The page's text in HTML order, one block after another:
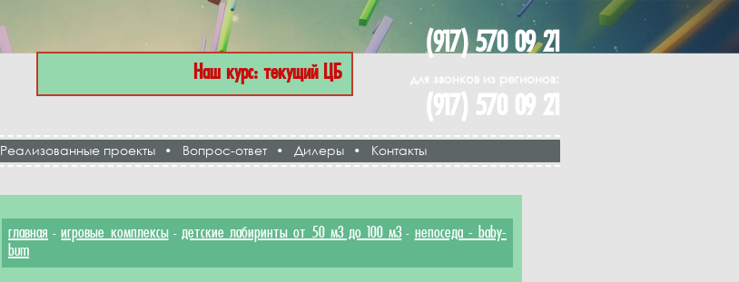
Наш курс: текущий ЦБ
(917) 570 09 21
для звонков из регионов:
(917) 570 09 21
Реализованные проекты • Вопрос-ответ • Дилеры • Контакты
главная - игровые комплексы - детские лабиринты от 50 м3 до 100 м3- непоседа - baby-
bum